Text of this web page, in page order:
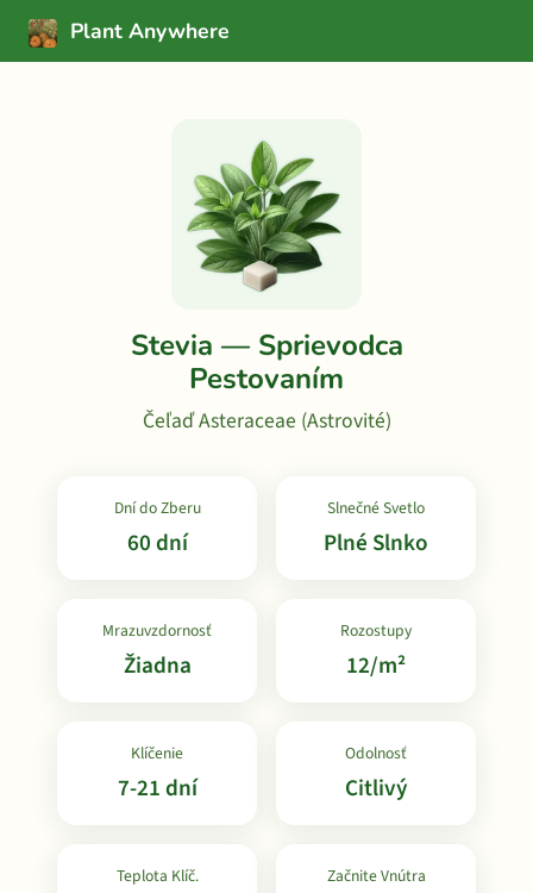
Plant Anywhere
Stevia — Sprievodca
Pestovaním
Čeľaď Asteraceae (Astrovité)
Dní do Zberu
60 dní
Slnečné Svetlo
Plné Slnko
Mrazuvzdornosť
Žiadna
Rozostupy
12/m²
Klíčenie
7-21 dní
Odolnosť
Citlivý
Teplota Klíč. Začnite Vnútra